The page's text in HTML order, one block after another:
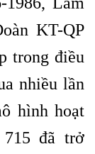
KT-QP
trong điều
nhiều lần
hình hoạt
715 đã trở